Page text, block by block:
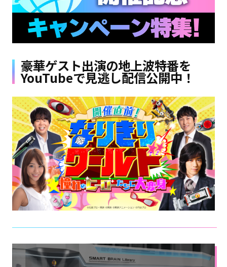
豪華ゲスト出演の地上波特番を
YouTubeで見逃し配信公開中！